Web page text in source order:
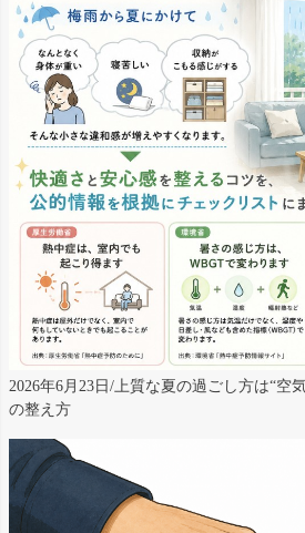
2026年6月23日/上質な夏の過ごし方は“空
の整え方